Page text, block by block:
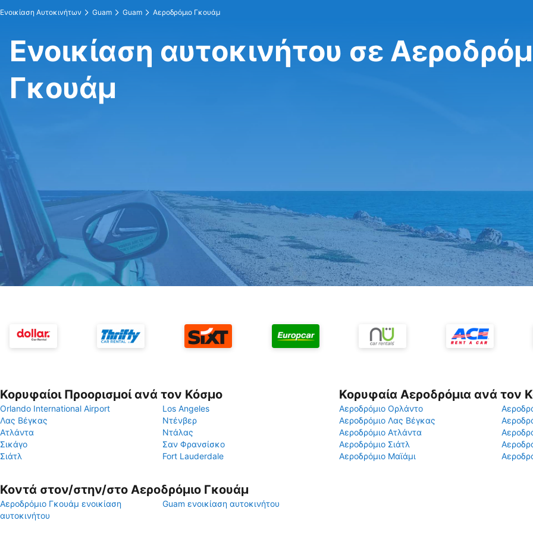
Ενοικίαση Αυτοκινήτων Guam Guam Αεροδρόμιο Γκουάμ
Ενοικίαση αυτοκινήτου σε
Γκουάμ
Κορυφαίοι Προορισμοί ανά τον Κόσμο
Orlando International Airport
Los Angeles
Λας Βέγκας
Ντένβερ
Ατλάντα
Ντάλας
Σικάγο
Σαν Φρανσίσκο
Σιάτλ
Fort Lauderdale
Κορυφαία Αεροδρόμια ανά τον
Αεροδρόμιο Ορλάντο
Αεροδρόμιο Λας Βέγκας
Αεροδρόμιο Ατλάντα
Αεροδρόμιο Σιάτλ
Αεροδρόμιο Μαϊάμι
Κοντά στον/στην/στο Αεροδρόμιο Γκουάμ
Αεροδρόμιο Γκουάμ ενοικίαση
αυτοκινήτου
Guam ενοικίαση αυτοκινήτου